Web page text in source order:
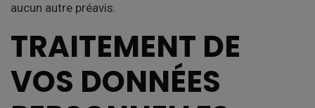
aucun autre préavis.
TRAITEMENT DE
VOS DONNÉES